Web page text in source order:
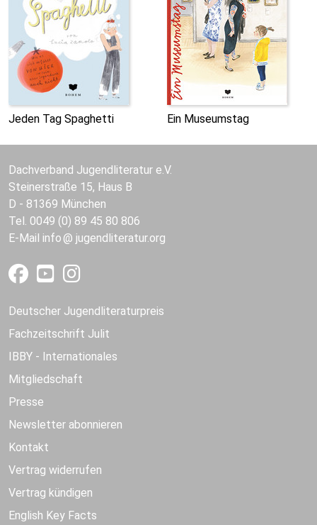
Jeden Tag Spaghetti Ein Museumstag
Dachverband Jugendliteratur e.V.
Steinerstraße 15, Haus B
D - 81369 München
Tel. 0049 (0) 89 45 80 806
E-Mail info jugendliteratur.org
Deutscher Jugendliteraturpreis
Fachzeitschrift Julit
IBBY - Internationales
Mitgliedschaft
Presse
Newsletter abonnieren
Kontakt
Vertrag widerrufen
Vertrag kündigen
English Key Facts